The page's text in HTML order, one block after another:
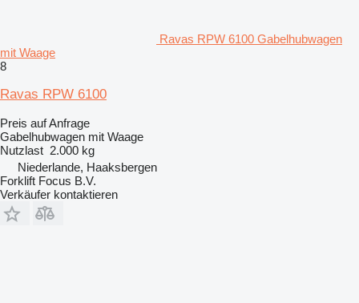
Ravas RPW 6100 Gabelhubwagen
mit Waage
8
Ravas RPW 6100
Preis auf Anfrage
Gabelhubwagen mit Waage
Nutzlast 2.000 kg
Niederlande, Haaksbergen
Forklift Focus B.V.
Verkäufer kontaktieren